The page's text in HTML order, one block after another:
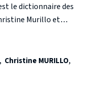
le dictionnaire des
Murillo et
» c’est un mot du «
de retrouver et qu’on
du spectacle. . « Oxu
Oxu », c’est 81
de mots, 3
2 skis, 1 lustre,
, Christine MURILLO,